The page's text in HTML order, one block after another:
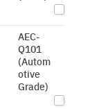
AEC-
Q101
(Autom
otive
Grade)